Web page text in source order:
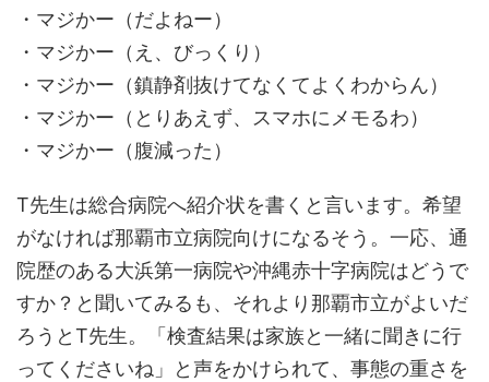
・マジかー（だよねー）
・マジかー（え、びっくり）
・マジかー（鎮静剤抜けてなくてよくわからん）
・マジかー（とりあえず、スマホにメモるわ）
・マジかー（腹減った）
T先生は総合病院へ紹介状を書くと言います。希望
がなければ那覇市立病院向けになるそう。一応、通
院歴のある大浜第一病院や沖縄赤十字病院はどうで
すか？と聞いてみるも、それより那覇市立がよいだ
ろうとT先生。「検査結果は家族と一緒に聞きに行
ってくださいね」と声をかけられて、事態の重さを